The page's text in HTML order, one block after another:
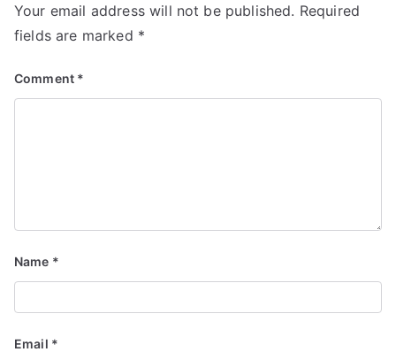
Your email address will not be published. Required
fields are marked *
Comment *
Name *
Email *